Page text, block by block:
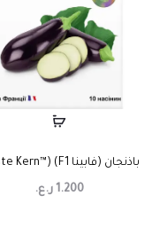
باذنجان (فابينا F1) (™Beste Kern)
1.200 ر.ع.